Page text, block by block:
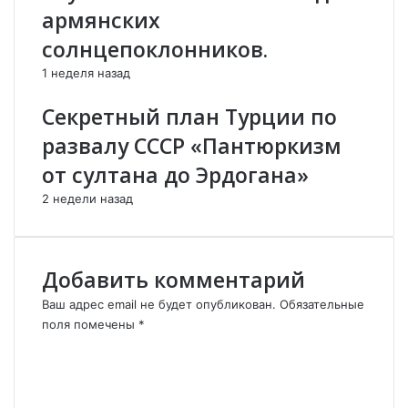
и
е
я
н
к
о
о
а
р
т
т
л
ы
армянских
солнцепоклонников.
1 неделя назад
Секретный план Турции по
развалу СССР «Пантюркизм
от султана до Эрдогана»
2 недели назад
Добавить комментарий
Ваш адрес email не будет опубликован. Обязательные
поля помечены *